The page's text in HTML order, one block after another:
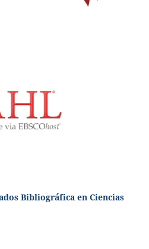
Bibliográfica en Ciencias